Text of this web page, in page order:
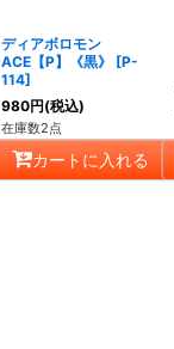
ディアボロモン
ACE【P】《黒》
[P-
114]
980円(税込)
在庫数2点
カートに入れる